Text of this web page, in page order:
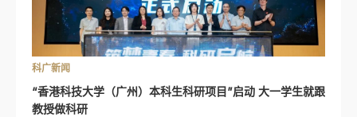
科广新闻
“香港科技大学（广州）本科生科研项目”启动 大一学生就跟
教授做科研